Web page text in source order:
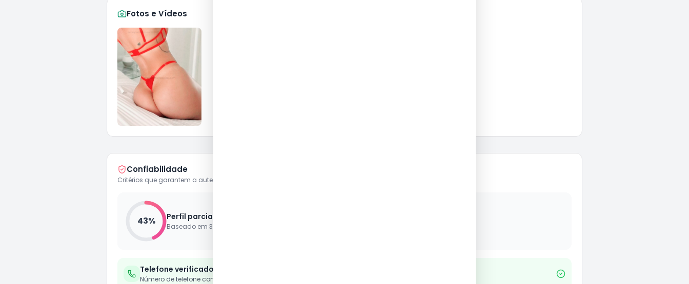
Fotos e Vídeos
Confiabilidade
Critérios que garantem a autenticidade deste perfil
43% Perfil parcialmente verificado
Baseado em 3
Telefone verificado
Número de telefone confirmado pela plataforma